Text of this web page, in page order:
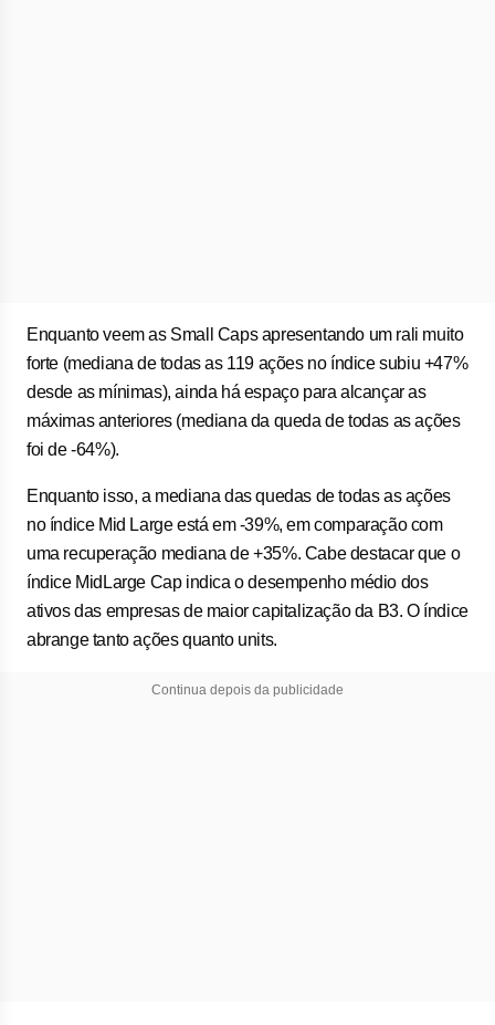
Enquanto veem as Small Caps apresentando um rali muito
forte (mediana de todas as 119 ações no índice subiu +47%
desde as mínimas), ainda há espaço para alcançar as
máximas anteriores (mediana da queda de todas as ações
foi de -64%).
Enquanto isso, a mediana das quedas de todas as ações
no índice Mid Large está em -39%, em comparação com
uma recuperação mediana de +35%. Cabe destacar que o
índice MidLarge Cap indica o desempenho médio dos
ativos das empresas de maior capitalização da B3. O índice
abrange tanto ações quanto units.
Continua depois da publicidade